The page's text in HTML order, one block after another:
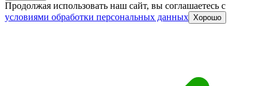
Продолжая использовать наш сайт, вы соглашаетесь c
условиями обработки персональных данных Хорошо